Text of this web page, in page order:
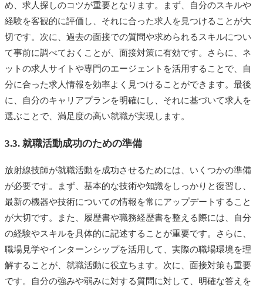
め、求人探しのコツが重要となります。まず、自分のスキルや
経験を客観的に評価し、それに合った求人を見つけることが大
切です。次に、過去の面接での質問や求められるスキルについ
て事前に調べておくことが、面接対策に有効です。さらに、ネ
ットの求人サイトや専門のエージェントを活用することで、自
分に合った求人情報を効率よく見つけることができます。最後
に、自分のキャリアプランを明確にし、それに基づいて求人を
選ぶことで、満足度の高い就職が実現します。
3.3. 就職活動成功のための準備
放射線技師が就職活動を成功させるためには、いくつかの準備
が必要です。まず、基本的な技術や知識をしっかりと復習し、
最新の機器や技術についての情報を常にアップデートすること
が大切です。また、履歴書や職務経歴書を整える際には、自分
の経験やスキルを具体的に記述することが重要です。さらに、
職場見学やインターンシップを活用して、実際の職場環境を理
解することが、就職活動に役立ちます。次に、面接対策も重要
です。自分の強みや弱みに対する質問に対して、明確な答えを